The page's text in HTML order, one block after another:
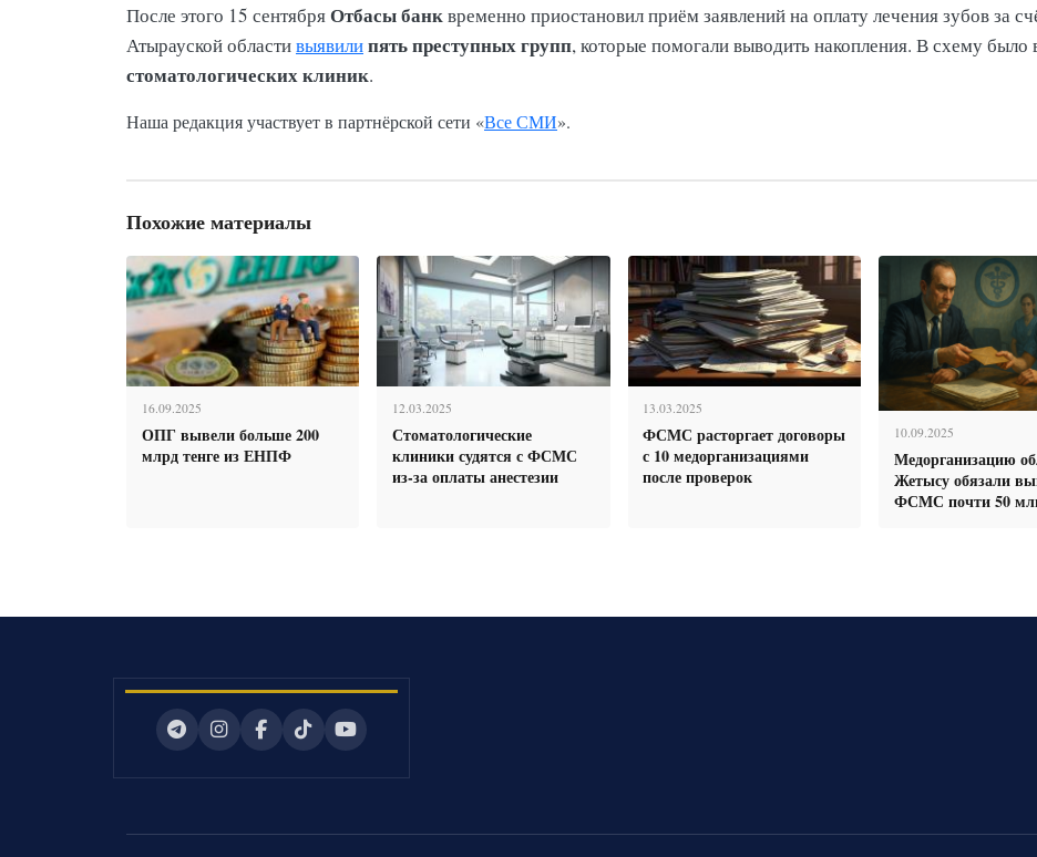
После этого 15 сентябряОтбасы банквременно приостановил приём заявлений на оплату лечения зубов за
Атырауской областивыявилипять преступных групп, которые помогали выводить накопления. В схему было
стоматологических клиник.
Наша редакция участвует в партнёрской сети «Все СМИ».
Похожие материалы
16.09.2025
ОПГ вывели больше 200
млрд тенге из ЕНПФ
12.03.2025
Стоматологические
клиники судятся с ФСМС
из-за оплаты анестезии
13.03.2025
ФСМС расторгает договоры
с 10 медорганизациями
после проверок
10.09.2025
Медорганизацию
Жетысу обязали
ФСМС почти 50